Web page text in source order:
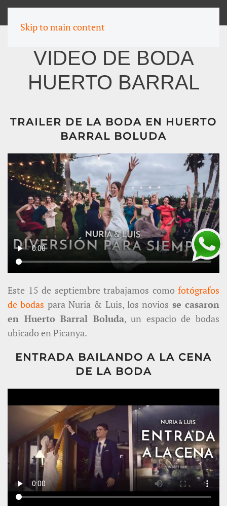
Skip to main content
VIDEO DE BODA
HUERTO BARRAL
TRAILER DE LA BODA EN HUERTO
BARRAL BOLUDA
Este 15 de septiembre trabajamos comofotógrafos
de bodas para Nuria & Luis, los novios se casaron
en Huerto Barral Boluda, un espacio de bodas
ubicado en Picanya.
ENTRADA BAILANDO A LA CENA
DE LA BODA